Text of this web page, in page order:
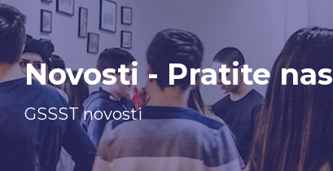
Novosti - Pratite nas
GSSST novosti